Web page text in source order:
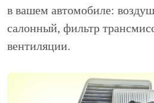
в вашем автомобиле:
салонный, фильтр
вентиляции.